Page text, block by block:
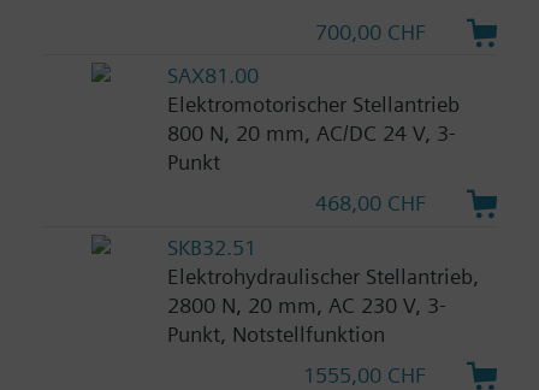
700,00 CHF
SAX81.00
Elektromotorischer Stellantrieb
800 N, 20 mm, AC/DC 24 V, 3-
Punkt
468,00 CHF
SKB32.51
Elektrohydraulischer Stellantrieb,
2800 N, 20 mm, AC 230 V, 3-
Punkt, Notstellfunktion
1555,00 CHF